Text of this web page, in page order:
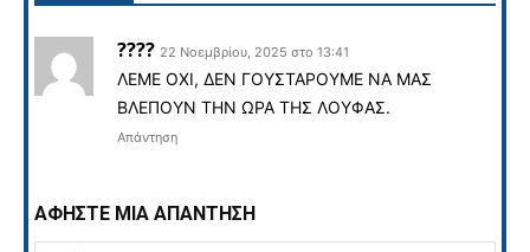
???? 22 Νοεμβρίου, 2025 στο 13:41
ΛΕΜΕ ΟΧΙ, ΔΕΝ ΓΟΥΣΤΑΡΟΥΜΕ ΝΑ ΜΑΣ
ΒΛΕΠΟΥΝ ΤΗΝ ΩΡΑ ΤΗΣ ΛΟΥΦΑΣ.
Απάντηση
ΑΦΗΣΤΕ ΜΙΑ ΑΠΑΝΤΗΣΗ